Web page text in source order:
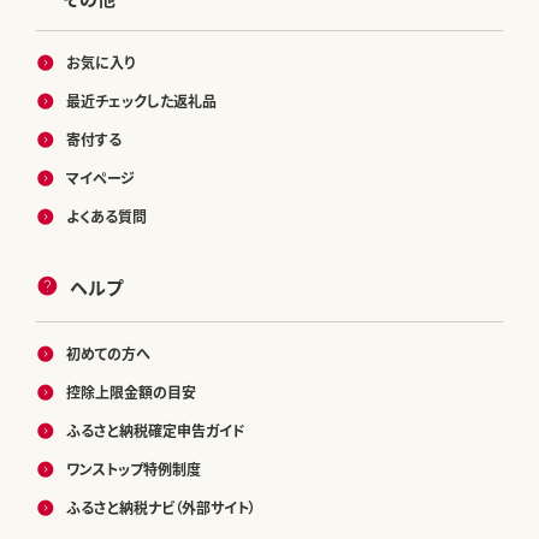
お気に入り
最近チェックした返礼品
寄付する
マイページ
よくある質問
ヘルプ
初めての方へ
控除上限金額の目安
ふるさと納税確定申告ガイド
ワンストップ特例制度
ふるさと納税ナビ（外部サイト）